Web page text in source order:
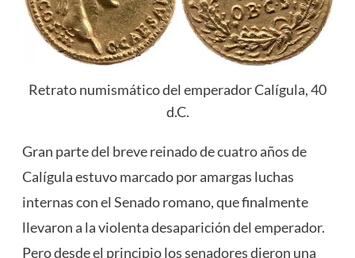
Retrato numismático del emperador Calígula, 40
d.C.
Gran parte del breve reinado de cuatro años de
Calígula estuvo marcado por amargas luchas
internas con el Senado romano, que finalmente
llevaron a la violenta desaparición del emperador.
Pero desde el principio los senadores dieron una